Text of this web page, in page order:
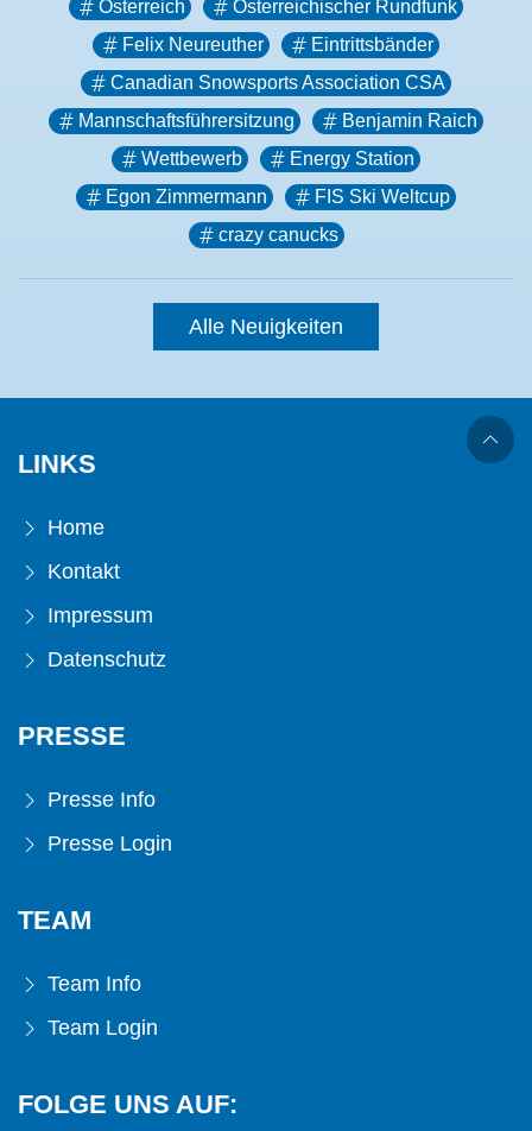
Österreich
Österreichischer Rundfunk
Felix Neureuther
Eintrittsbänder
Canadian Snowsports Association CSA
Mannschaftsführersitzung
Benjamin Raich
Wettbewerb
Energy Station
Egon Zimmermann
FIS Ski Weltcup
crazy canucks
Alle Neuigkeiten
LINKS
Home
Kontakt
Impressum
Datenschutz
PRESSE
Presse Info
Presse Login
TEAM
Team Info
Team Login
FOLGE UNS AUF: